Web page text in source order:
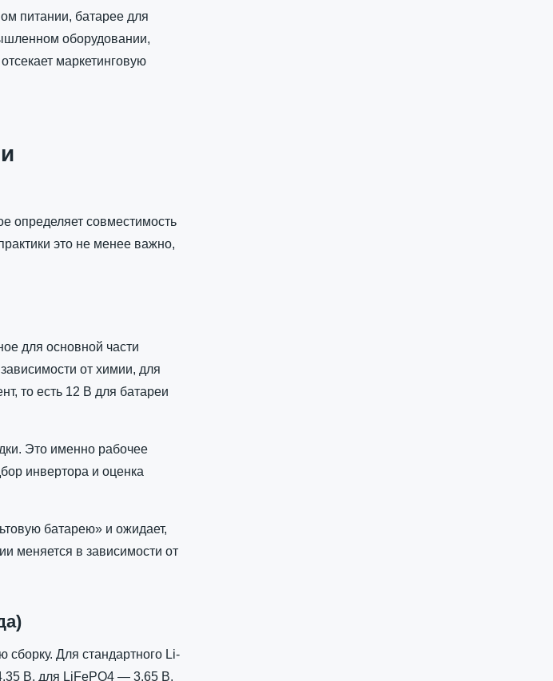
питании, батарее для
оборудовании,
маркетинговую
определяет совместимость
это не менее важно,
для основной части
от химии, для
то есть 12 В для батареи
Это именно рабочее
инвертора и оценка
батарею» и ожидает,
меняется в зависимости от
сборку. Для стандартного Li-
В, для LiFePO4 — 3.65 В.